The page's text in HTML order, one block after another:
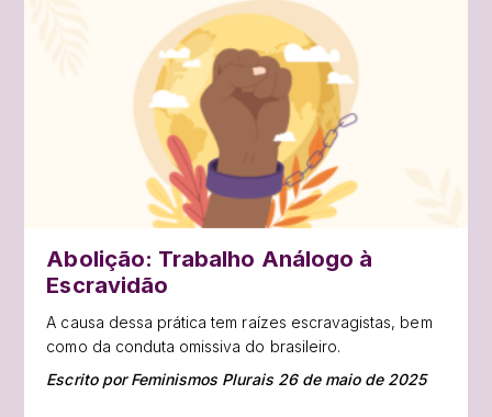
Abolição: Trabalho Análogo à
Escravidão
A causa dessa prática tem raízes escravagistas, bem
como da conduta omissiva do brasileiro.
Escrito por Feminismos Plurais 26 de maio de 2025